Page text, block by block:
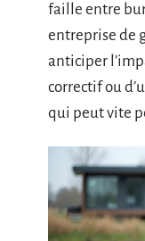
faille entre
entreprise de
anticiper
correctif ou
qui peut vite